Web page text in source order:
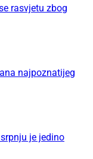
rasvjetu zbog
najpoznatijeg
je jedino